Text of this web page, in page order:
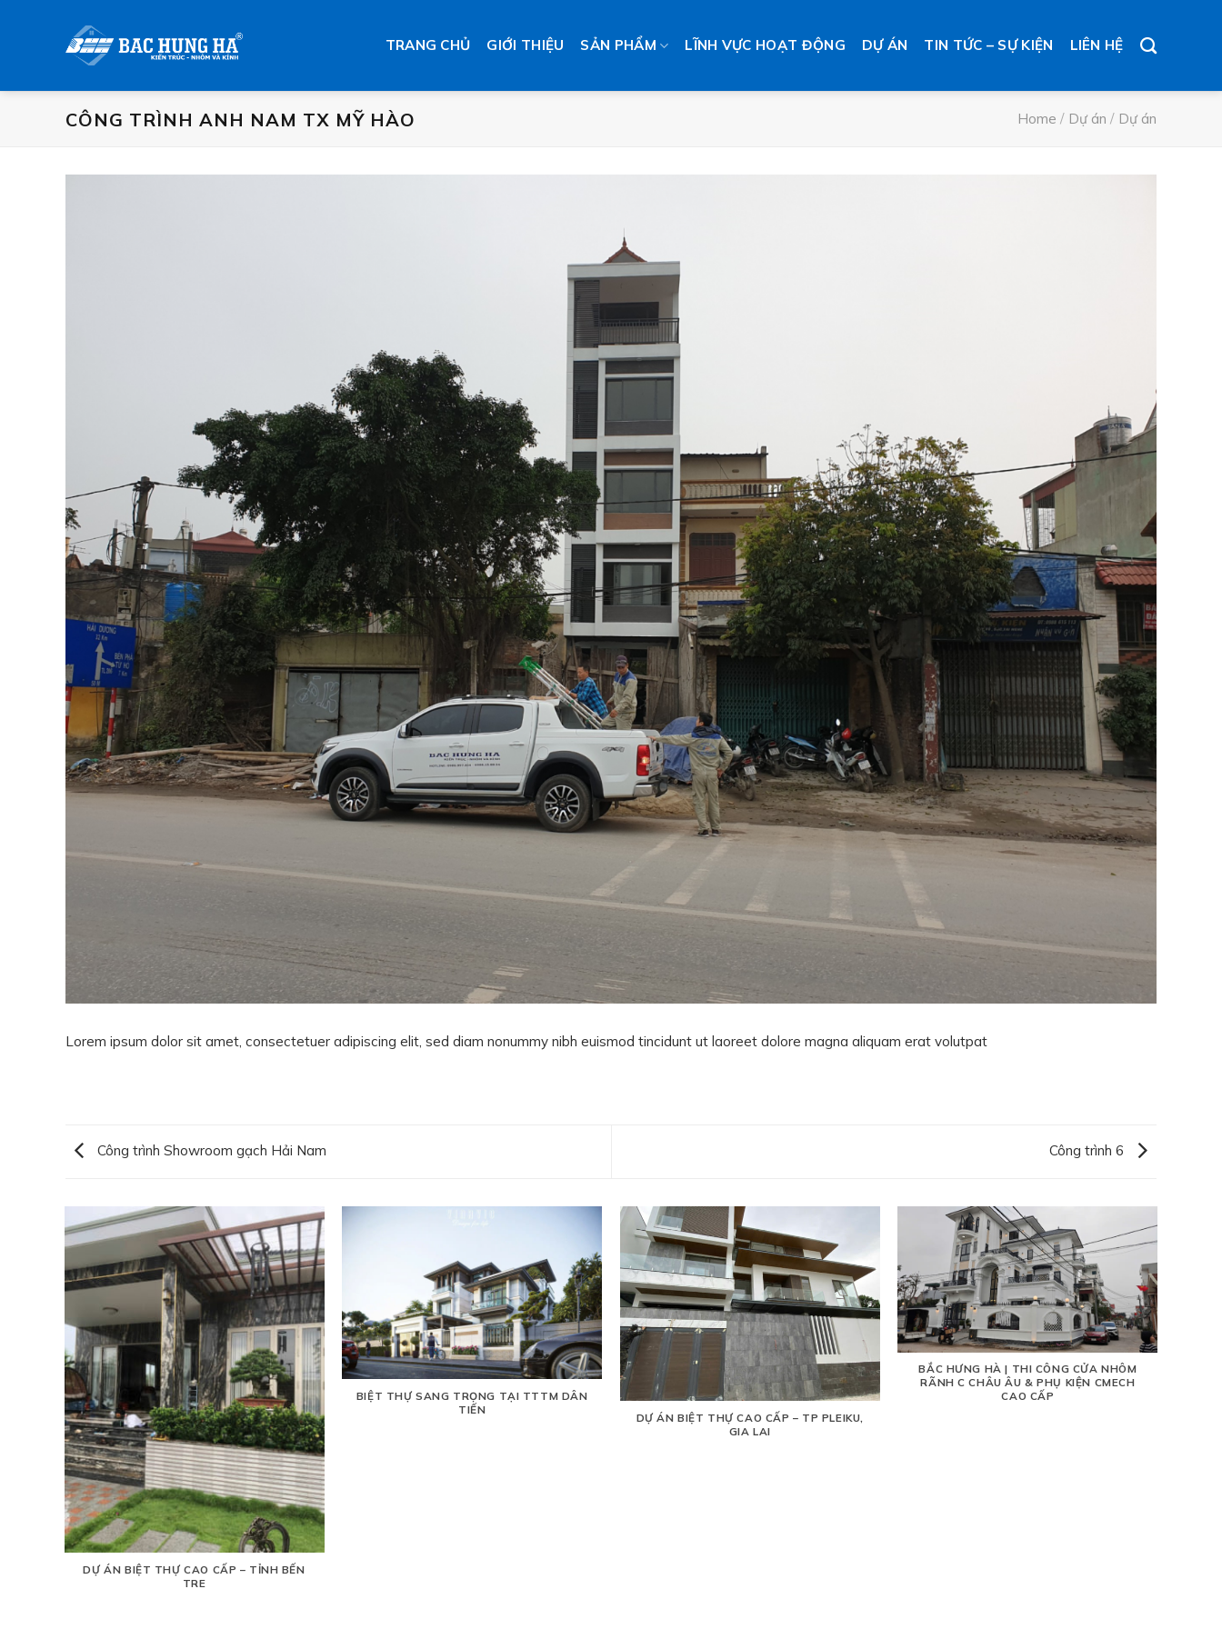
TRANG CHỦ GIỚI THIỆU SẢN PHẨM LĨNH VỰC HOẠT ĐỘNG DỰ ÁN TIN TỨC – SỰ KIỆN LIÊN HỆ
CÔNG TRÌNH ANH NAM TX MỸ HÀO Home / Dự án / Dự án
Lorem ipsum dolor sit amet, consectetuer adipiscing elit, sed diam nonummy nibh euismod tincidunt ut laoreet dolore magna aliquam erat volutpat
Công trình Showroom gạch Hải Nam Công trình 6
DỰ ÁN BIỆT THỰ CAO CẤP – TỈNH BẾN
TRE
BIỆT THỰ SANG TRỌNG TẠI TTTM DÂN
TIẾN
DỰ ÁN BIỆT THỰ CAO CẤP – TP PLEIKU,
GIA LAI
BẮC HƯNG HÀ | THI CÔNG CỬA NHÔM
RÃNH C CHÂU ÂU & PHỤ KIỆN CMECH
CAO CẤP